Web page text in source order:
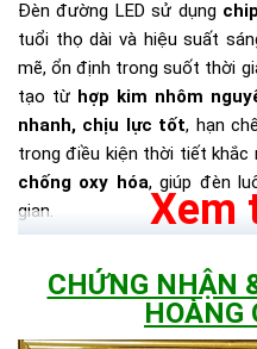
Đèn đường LED sử dụng
tuổi thọ dài và hiệu suất
mẽ, ổn định trong suốt thời
tạo từ hợp kim nhôm
nhanh, chịu lực tốt, hạn
trong điều kiện thời tiết khắc
chống oxy hóa, giúp đèn
gian.
suốt cao, bảo vệ hoàn hảo
thấu kính quang học được
đều, phù hợp cho các tuyến
Xem
CHỨNG NHẬN
HOÀNG